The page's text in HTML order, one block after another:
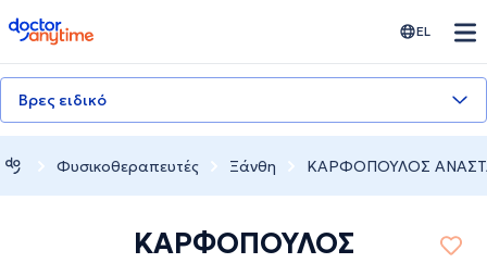
doctoranytime EL
Βρες ειδικό
Φυσικοθεραπευτές Ξάνθη ΚΑΡΦΟΠΟΥΛΟΣ
ΚΑΡΦΟΠΟΥΛΟΣ